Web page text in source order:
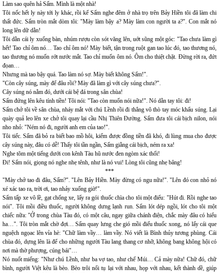
Làm sao quên hả Sấm. Mình là một nhà!
Tôi nốc hết ly này tới ly khác, rồi kể Sấm nghe đêm ở nhà trọ trên Bảy Hiền tôi đã làm chi
thất đức. Sấm tròn mắt dòm tôi: "Mày làm bậy a? Mày làm con người ta a?". Con mắt nó
long lên dữ dằn!
Tôi dằn cái ly xuống bàn, nhúm rượu còn sót văng lên, uớt sũng một góc: "Tao chưa làm gì
hết! Tao chỉ ôm nó… Tao chỉ ôm nó! Mày biết, tận trong ruột gan tao lúc đó, tao thương nó,
tao thương nó muốn rớt nước mắt. Tao chỉ muốn ôm nó. Ôm cho thiệt chặt. Đừng rời ra, đứt
đọan…
Nhưng mà tao bậy quá. Tao làm nó sợ. Mày biết không Sấm!".
"Còn cây súng, mày để đâu rồi? Mày đã làm gì với cây súng chưa?".
Cây súng nó nằm đó, dưới cái bệ đá trong sân chùa!
Sấm đứng lên kêu tính tiền! Tôi nói: "Tao còn muốn nói nữa!". Nó dằn tay tôi: đi!
Sấm chở tôi về sân chùa, nháy mắt với chú Lềnh rồi đi thẳng vô thò tay móc khẩu súng. Lại
quày quả leo lên xe chở tôi quay lại cầu Nhị Thiên Đường. Sấm đưa tôi cái bịch nilon, nói
nho nhỏ: "Ném nó đi, người anh em của tao!".
Tôi tiếc. Sấm đã bỏ ra biết bao mồ hôi, kiếm được đồng tiền đã khó, đi lùng mua cho được
cây súng này, đâu có dễ! Thấy tôi tần ngần, Sấm giằng cái bịch, ném ra xa!
Nghe tõm một tiếng dưới con kênh Tàu hũ nước đen ngòm xác thối!
Đi! Sấm nói, giọng nó nghe nhẹ tênh, như là nó vui! Lòng tôi cũng nhẹ bâng!
***
"Mày chở tao đi đâu, Sấm?". "Lên Bảy Hiền. Mày đừng có ngu nữa!". "Lên đó con nhỏ nó
xé xác tao ra, trời ơi, tao nhảy xuống giờ!".
Sấm tấp xe vô lề, gạt chống xe, lấy ra gói thuốc chìa cho tôi một điếu: "Hút đi. Rồi nghe tao
nói". Tôi mồi điều thuốc, người không dưng lạnh run. Sấm lót dép ngồi, lót cho tôi một
chiếc nữa: "Ở trong chùa Tàu đó, có một câu, ngay giữa chánh điện, chắc mày đâu có hiểu
ha…". Tôi tròn mắt chờ đợi… Sấm quay lưng che gió mồi điếu thuốc xong, nó lấy cái que
nguệch ngọac lên vỉa hè: "Chữ làm vầy… làm vầy. Nó viết là Bình thủy tương phùng. Cái
chùa đó, dựng lên là để cho những người Tàu lang thang cơ nhỡ, không bang không hội có
nơi mà thờ phượng, cúng bái"…
Nó nuốt miếng: "Như chú Lềnh, như ba vợ tao, như chế Múi… Cả mày nữa! Chữ đó, chữ
bình, người Việt kêu là bèo. Bèo trôi nổi tụ lại với nhau, họp với nhau, kết thành dề, giúp